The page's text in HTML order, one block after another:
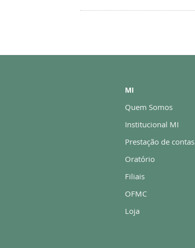
MI
Quem Somos
Institucional MI
Prestação de contas
Oratório
Filiais
OFMC
Loja